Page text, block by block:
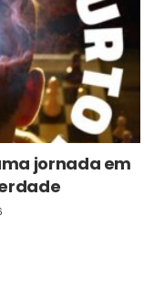
jornada em